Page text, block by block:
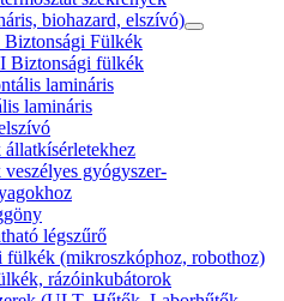
biohazard, elszívó)
Biztonsági Fülkék
Biztonsági fülkék
lamináris
lamináris
gyógyszer-
légszűrő
fülkék (mikroszkóphoz, robothoz)
rázóinkubátorok